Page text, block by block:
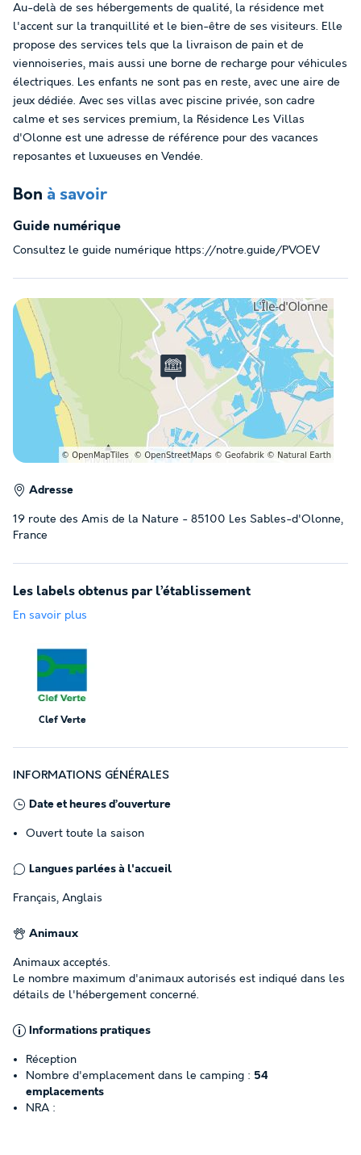
Au-delà de ses hébergements de qualité, la résidence met
l'accent sur la tranquillité et le bien-être de ses visiteurs. Elle
propose des services tels que la livraison de pain et de
viennoiseries, mais aussi une borne de recharge pour véhicules
électriques. Les enfants ne sont pas en reste, avec une aire de
jeux dédiée. Avec ses villas avec piscine privée, son cadre
calme et ses services premium, la Résidence Les Villas
d'Olonne est une adresse de référence pour des vacances
reposantes et luxueuses en Vendée.
Bon à savoir
Guide numérique
Consultez le guide numérique https://notre.guide/PVOEV
Adresse
19 route des Amis de la Nature - 85100 Les Sables-d'Olonne,
France
Les labels obtenus par l’établissement
En savoir plus
Clef Verte
INFORMATIONS GÉNÉRALES
Date et heures d’ouverture
Ouvert toute la saison
Langues parlées à l'accueil
Français, Anglais
Animaux
Animaux acceptés.
Le nombre maximum d'animaux autorisés est indiqué dans les
détails de l'hébergement concerné.
Informations pratiques
Réception
Nombre d'emplacement dans le camping : 54
emplacements
NRA :